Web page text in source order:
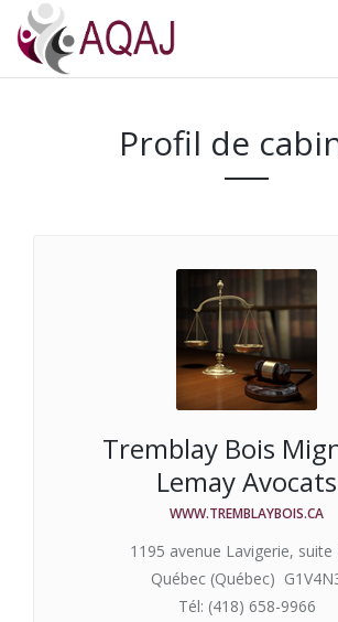
Profil de
Tremblay Bois
Lemay Avocats
WWW.TREMBLAYBOIS.CA
1195 avenue Lavigerie, suite
Québec (Québec)
Tél: (418) 658-9966